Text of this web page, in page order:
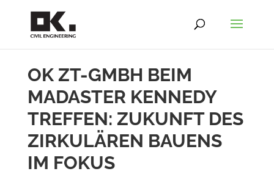
OK ZT-GMBH BEIM
MADASTER KENNEDY
TREFFEN: ZUKUNFT DES
ZIRKULÄREN BAUENS
IM FOKUS